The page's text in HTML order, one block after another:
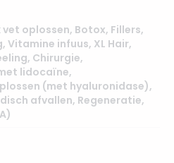
oplossen, Botox, Fillers,
, Vitamine infuus, XL Hair,
, Chirurgie,
lidocaïne,
(met hyaluronidase),
afvallen, Regeneratie,